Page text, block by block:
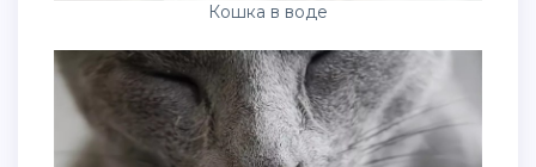
Кошка в воде